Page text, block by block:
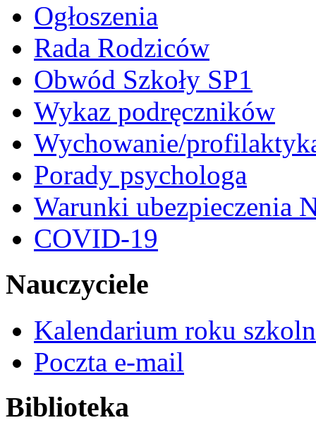
Ogłoszenia
Rada Rodziców
Obwód Szkoły SP1
Wykaz podręczników
Wychowanie/
Porady psychologa
Warunki ubezpieczenia
COVID-19
Nauczyciele
Kalendarium roku
Poczta e-mail
Biblioteka